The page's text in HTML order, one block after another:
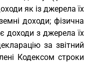
як із джерела їх
доходи; фізична
доходи з джерела їх
за звітний
Кодексом строки